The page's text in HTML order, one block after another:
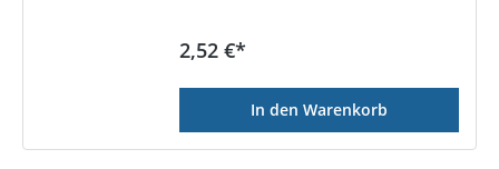
Regulärer Preis:
2,52 €*
In den Warenkorb